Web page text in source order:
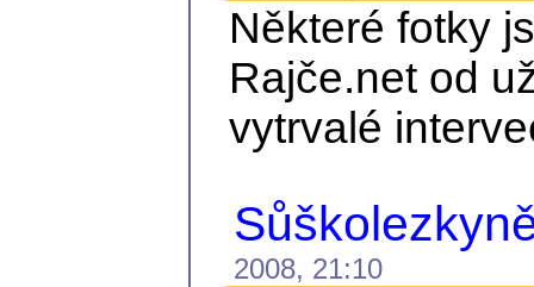
Některé fotky
Rajče.net od
vytrvalé
2008, 21:10